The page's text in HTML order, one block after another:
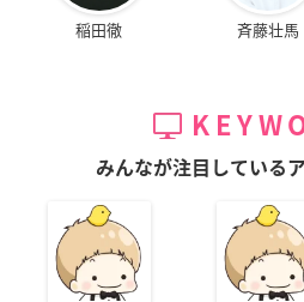
稲田徹 斉藤壮馬
みんなが注目している